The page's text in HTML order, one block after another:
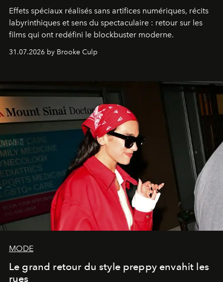
Effets spéciaux réalisés sans artifices numériques, récits
labyrinthiques et sens du spectaculaire : retour sur les
films qui ont redéfini le blockbuster moderne.
31.07.2026 by Brooke Culp
MODE
Le grand retour du style preppy envahit les
rues